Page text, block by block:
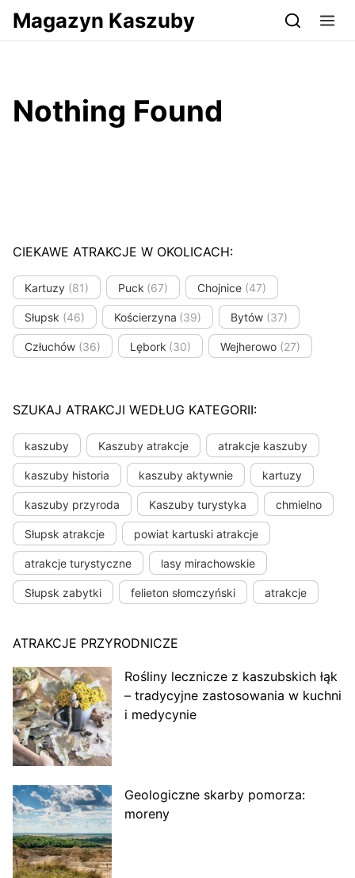
Przejdź do serwisu magazynkaszuby.pl
Magazyn Kaszuby
Nothing Found
CIEKAWE ATRAKCJE W OKOLICACH:
Kartuzy (81) Puck (67) Chojnice (47)
Słupsk (46) Kościerzyna (39) Bytów (37)
Człuchów (36) Lębork (30) Wejherowo (27)
SZUKAJ ATRAKCJI WEDŁUG KATEGORII:
kaszuby Kaszuby atrakcje atrakcje kaszuby
kaszuby historia kaszuby aktywnie kartuzy
kaszuby przyroda Kaszuby turystyka chmielno
Słupsk atrakcje powiat kartuski atrakcje
atrakcje turystyczne lasy mirachowskie
Słupsk zabytki felieton słomczyński atrakcje
ATRAKCJE PRZYRODNICZE
Rośliny lecznicze z kaszubskich łąk
– tradycyjne zastosowania w kuchni
i medycynie
Geologiczne skarby pomorza:
moreny